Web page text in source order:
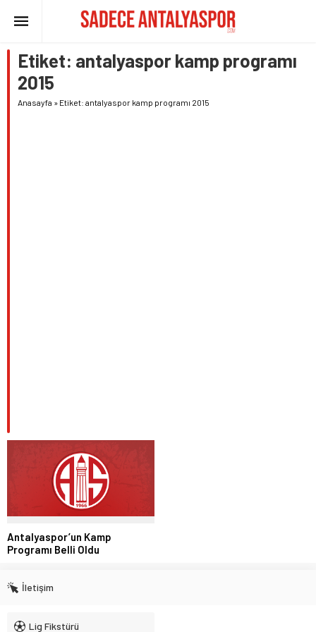
Etiket: antalyaspor kamp programı
2015
Anasayfa » Etiket: antalyaspor kamp programı 2015
Antalyaspor’un Kamp
Programı Belli Oldu
İletişim
Lig Fikstürü